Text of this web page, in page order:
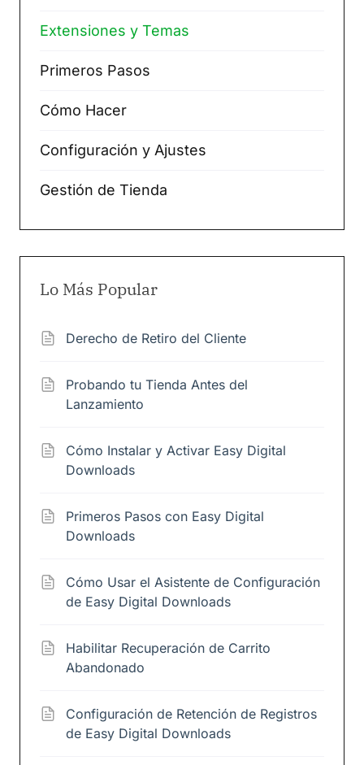
Extensiones y Temas
Primeros Pasos
Cómo Hacer
Configuración y Ajustes
Gestión de Tienda
Lo Más Popular
Derecho de Retiro del Cliente
Probando tu Tienda Antes del
Lanzamiento
Cómo Instalar y Activar Easy Digital
Downloads
Primeros Pasos con Easy Digital
Downloads
Cómo Usar el Asistente de Configuración
de Easy Digital Downloads
Habilitar Recuperación de Carrito
Abandonado
Configuración de Retención de Registros
de Easy Digital Downloads